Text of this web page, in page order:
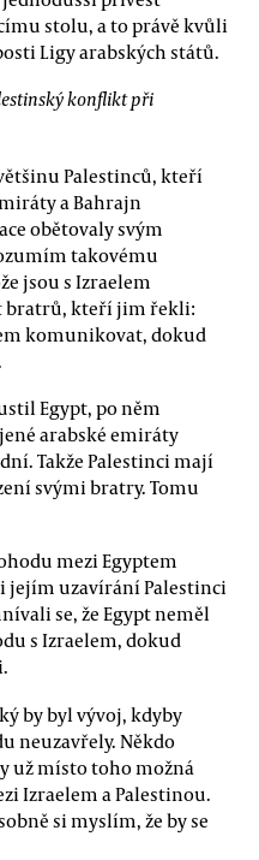
stolu, a to právě kvůli
Ligy arabských států.
konflikt při
Palestinců, kteří
a Bahrajn
obětovaly svým
takovému
jsou s Izraelem
bratrů, kteří jim řekli:
komunikovat, dokud
Egypt, po něm
arabské emiráty
Takže Palestinci mají
svými bratry. Tomu
mezi Egyptem
jejím uzavírání Palestinci
se, že Egypt neměl
s Izraelem, dokud
by byl vývoj, kdyby
neuzavřely. Někdo
už místo toho možná
Izraelem a Palestinou.
si myslím, že by se